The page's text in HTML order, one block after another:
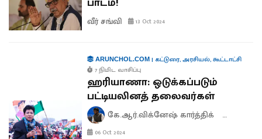
வீர் சங்வி 13 Oct 2024
ARUNCHOL.COM| கட்டுரை,அரசியல்,கூட்டாட்சி
7 நிமிட வாசிப்பு
ஹரியாணா: ஒடுக்கப்படும்
பட்டியலினத் தலைவர்கள்
கே.ஆர்.விக்னேஷ் கார்த்திக் ஆனந்த்
06 Oct 2024